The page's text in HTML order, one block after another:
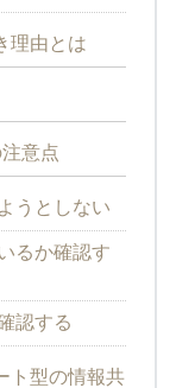
理由とは
意点
うとしない
るか確認す
認する
ト型の情報共